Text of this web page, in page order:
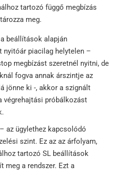
tartozó függő megbízás
meg.
beállítások alapján
nyitóár piacilag helytelen –
megbízást szeretnél nyitni, de
fogva annak árszintje az
jönne ki -, akkor a szignált
végrehajtási próbálkozást
– az ügylethez kapcsolódó
szint. Ez az az árfolyam,
tartozó SL beállítások
meg a rendszer. Ezt a